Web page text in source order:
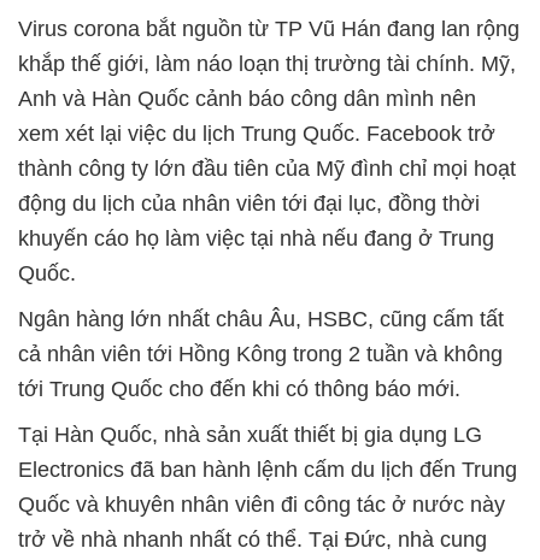
Virus corona bắt nguồn từ TP Vũ Hán đang lan rộng
khắp thế giới, làm náo loạn thị trường tài chính. Mỹ,
Anh và Hàn Quốc cảnh báo công dân mình nên
xem xét lại việc du lịch Trung Quốc. Facebook trở
thành công ty lớn đầu tiên của Mỹ đình chỉ mọi hoạt
động du lịch của nhân viên tới đại lục, đồng thời
khuyến cáo họ làm việc tại nhà nếu đang ở Trung
Quốc.
Ngân hàng lớn nhất châu Âu, HSBC, cũng cấm tất
cả nhân viên tới Hồng Kông trong 2 tuần và không
tới Trung Quốc cho đến khi có thông báo mới.
Tại Hàn Quốc, nhà sản xuất thiết bị gia dụng LG
Electronics đã ban hành lệnh cấm du lịch đến Trung
Quốc và khuyên nhân viên đi công tác ở nước này
trở về nhà nhanh nhất có thể. Tại Đức, nhà cung